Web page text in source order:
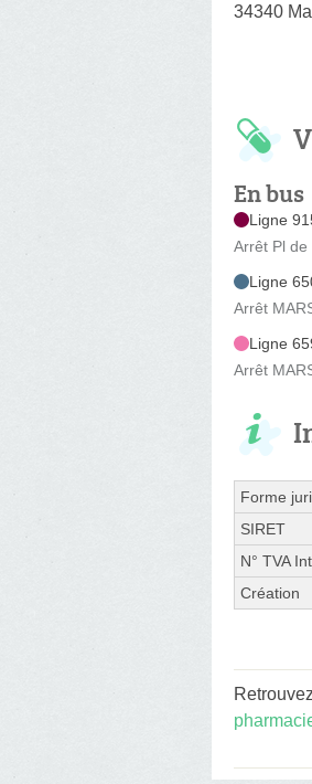
34340
En bus
Ligne
Arrêt Pl
Ligne
Arrêt
Ligne
Arrêt
Forme
SIRET
N° TVA
Création